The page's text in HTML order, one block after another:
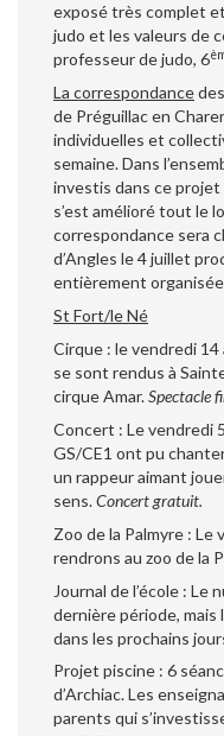
exposé très complet
judo et les valeurs de
professeur de judo, 6
La correspondance
de Préguillac en
individuelles et
semaine. Dans
investis dans ce
s’est amélioré tout le
correspondance sera
d’Angles le 4 juillet
entièrement
St Fort/le Né
Cirque : le vendredi
se sont rendus à
cirque Amar.Spectacle
Concert : Le vendredi
GS/CE1 ont pu
un rappeur aimant
sens.Concert gratuit.
Zoo de la Palmyre : Le
rendrons au zoo de la
Journal de l’école : Le
dernière période,
dans les prochains
Projet piscine : 6
d’Archiac. Les
parents qui